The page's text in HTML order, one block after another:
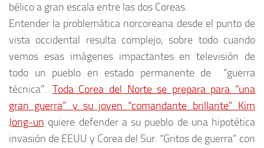
bélico a gran escala entre las dos Coreas.
Entender la problemática norcoreana desde el punto de
vista occidental resulta complejo, sobre todo cuando
vemos esas imágenes impactantes en televisión de
todo un pueblo en estado permanente de “guerra
técnica”. Toda Corea del Norte se prepara para “una
gran guerra” y su joven “comandante brillante” Kim
Jong-un quiere defender a su pueblo de una hipotética
invasión de EEUU y Corea del Sur. “Gritos de guerra” con